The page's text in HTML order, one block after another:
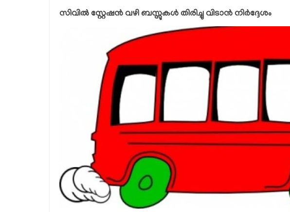
സിവില്‍ സ്റ്റേഷന്‍ വഴി ബസ്സുകള്‍ തിരിച്ചു വിടാന്‍ നിര്‍ദ്ദേശം